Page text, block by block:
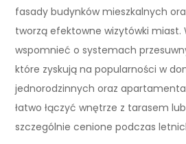
fasady budynków mieszkalnych
tworzą efektowne wizytówki miast.
wspomnieć o systemach
które zyskują na popularności w
jednorodzinnych oraz
łatwo łączyć wnętrze z tarasem
szczególnie cenione podczas